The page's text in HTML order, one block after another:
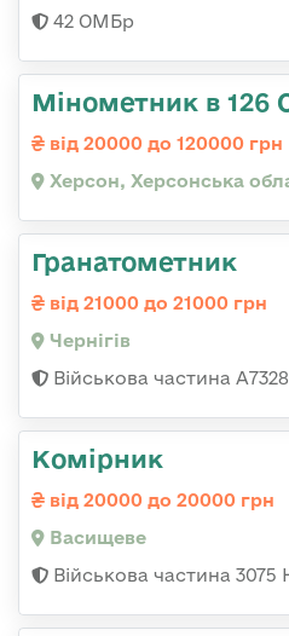
42 ОМБр
Мінометник в 126
від 20000 до 120000 грн
Херсон, Херсонська
Гранатометник
від 21000 до 21000 грн
Чернігів
Військова частина А7328
Комірник
від 20000 до 20000 грн
Васищеве
Військова частина 3075